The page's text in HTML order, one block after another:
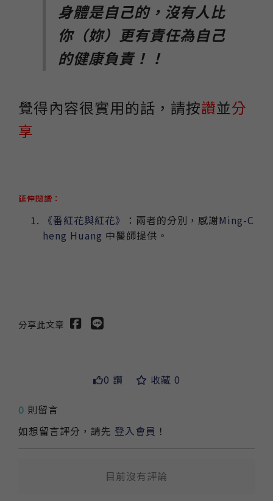
身體是自己的，沒有人比
你（妳）更有責任為自己
的健康負責！！
覺得內容很實用的話，請按讚並分
享
延伸閱讀：
《番紅花與紅花》 ：兩者的分別，感謝Ming-C
heng Huang 中醫師提供。
分享此文章
0 讚 收藏 0
0 則留言
如想留言評分，請先 登入會員 ！
目前沒有評論